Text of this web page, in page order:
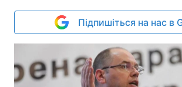
Підпишіться на нас в